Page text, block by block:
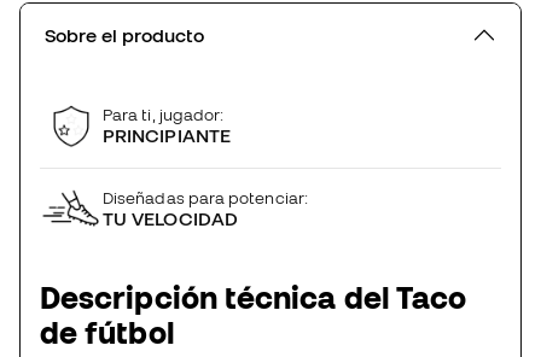
Sobre el producto
Para ti, jugador:
PRINCIPIANTE
Diseñadas para potenciar:
TU VELOCIDAD
Descripción técnica del Taco
de fútbol